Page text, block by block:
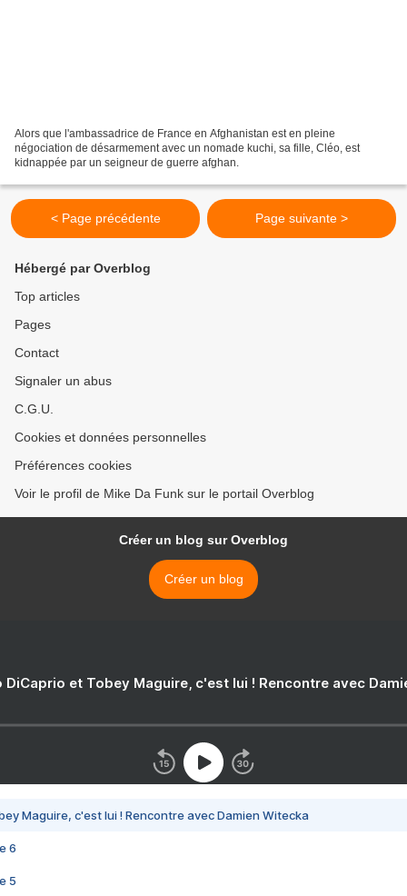
Alors que l'ambassadrice de France en Afghanistan est en pleine
négociation de désarmement avec un nomade kuchi, sa fille, Cléo, est
kidnappée par un seigneur de guerre afghan.
< Page précédente Page suivante >
Hébergé par Overblog
Top articles
Pages
Contact
Signaler un abus
C.G.U.
Cookies et données personnelles
Préférences cookies
Voir le profil de Mike Da Funk sur le portail Overblog
Créer un blog sur Overblog
Créer un blog
DiCaprio et Tobey Maguire, c'est lui ! Rencontre avec
Maguire, c'est lui ! Rencontre avec Damien Witecka
6
5